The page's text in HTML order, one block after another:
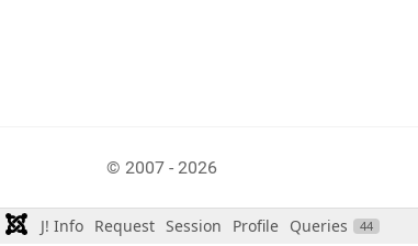
© 2007 - 2026
J! Info Request Session Profile Queries 44